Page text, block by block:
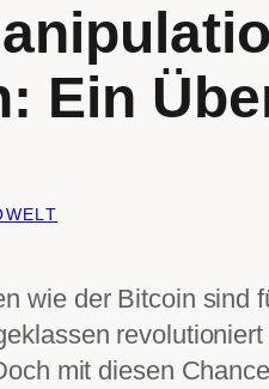
Ein
wie der Bitcoin sind
mit diesen